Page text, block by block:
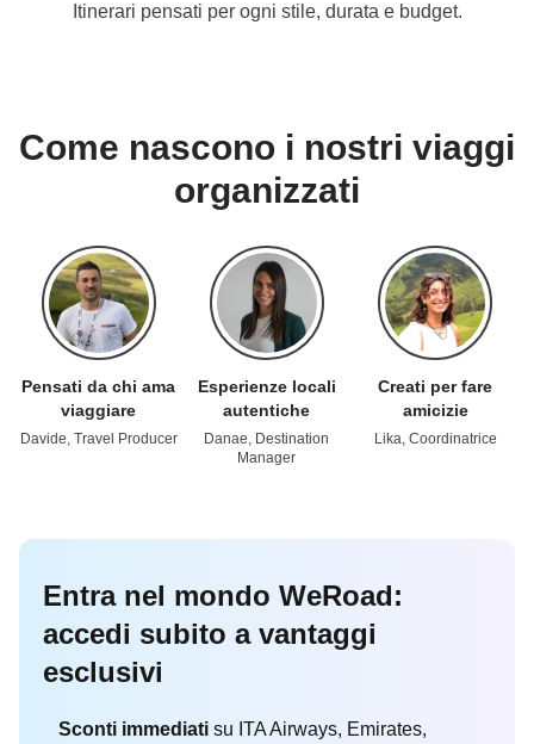
Itinerari pensati per ogni stile, durata e budget.
Da 299 €
Come nascono i nostri viaggi
organizzati
Pensati da chi ama
viaggiare
Davide, Travel Producer
Esperienze locali
autentiche
Danae, Destination
Manager
Creati per fare
amicizie
Lika, Coordinatrice
Entra nel mondo WeRoad:
accedi subito a vantaggi
esclusivi
Sconti immediati su ITA Airways, Emirates,